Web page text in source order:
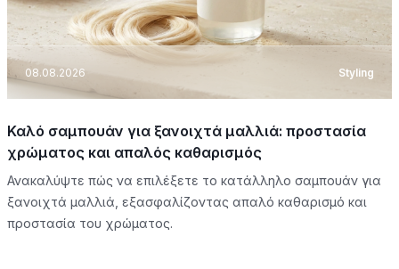
08.08.2026 Styling
Καλό σαμπουάν για ξανοιχτά μαλλιά: προστασία
χρώματος και απαλός καθαρισμός
Ανακαλύψτε πώς να επιλέξετε το κατάλληλο σαμπουάν για
ξανοιχτά μαλλιά, εξασφαλίζοντας απαλό καθαρισμό και
προστασία του χρώματος.